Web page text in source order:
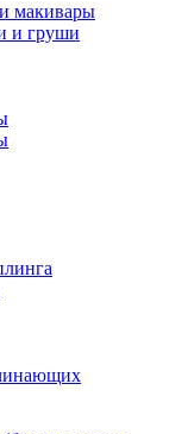
макивары
и груши